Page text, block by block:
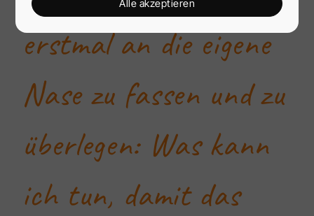
erstmal an die eigene
Nase zu fassen und zu
überlegen: Was kann
ich tun, damit das
Alle akzeptieren